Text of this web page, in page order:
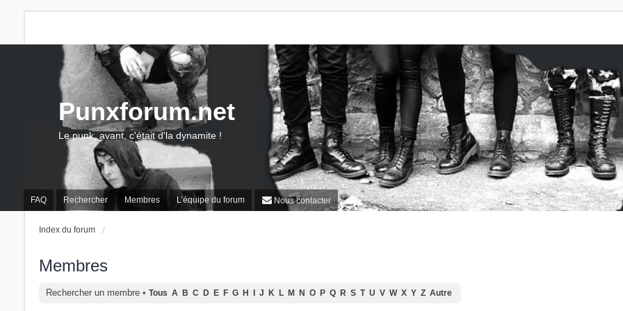
FAQ Rechercher Membres L’équipe du forum Nous contacter
Punxforum.net
Le punk, avant, c'était d'la dynamite !
Index du forum
Membres
Rechercher un membre• Tous A B C D E F G H J K L M N O P Q R S T U V W X Y Z Autre